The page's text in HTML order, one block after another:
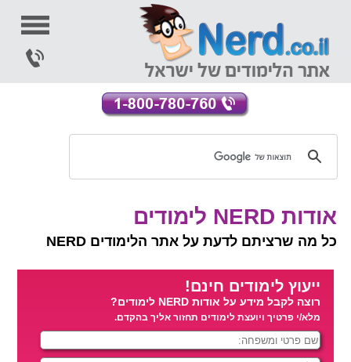
אודות NERD לימודים
כל מה שרציתם לדעת על אתר הלימודים NERD
ייעוץ לימודים חינם!
רוצה לקבל מידע על אודות NERD לימודים?
מלא/י פרטיך ויועצת לימודים תחזור אליך בהקדם.